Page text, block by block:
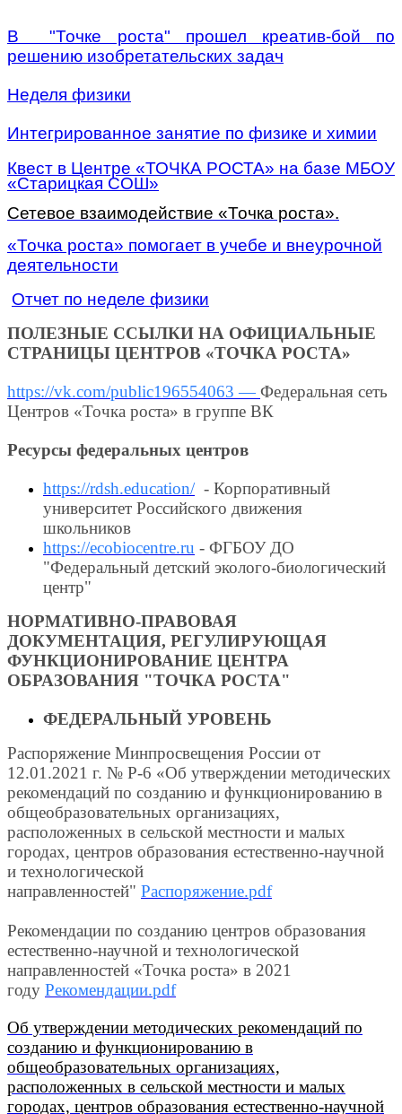
В "Точке роста" прошел креатив-бой по
решению изобретательских задач
Неделя физики
Интегрированное занятие по физике и химии
Квест в Центре «ТОЧКА РОСТА» на базе МБОУ
«Старицкая СОШ»
Сетевое взаимодействие «Точка роста».
«Точка роста» помогает в учебе и внеурочной
деятельности
Отчет по неделе физики
ПОЛЕЗНЫЕ ССЫЛКИ НА ОФИЦИАЛЬНЫЕ
СТРАНИЦЫ ЦЕНТРОВ «ТОЧКА РОСТА»
https://vk.com/public196554063 —Федеральная сеть
Центров «Точка роста» в группе ВК
Ресурсы федеральных центров
https://rdsh.education/- Корпоративный
университет Российского движения
школьников
https://ecobiocentre.ru - ФГБОУ ДО
"Федеральный детский эколого-биологический
центр"
НОРМАТИВНО-ПРАВОВАЯ
ДОКУМЕНТАЦИЯ, РЕГУЛИРУЮЩАЯ
ФУНКЦИОНИРОВАНИЕ ЦЕНТРА
ОБРАЗОВАНИЯ "ТОЧКА РОСТА"
ФЕДЕРАЛЬНЫЙ УРОВЕНЬ
Распоряжение Минпросвещения России от
12.01.2021 г. № Р-6 «Об утверждении методических
рекомендаций по созданию и функционированию в
общеобразовательных организациях,
расположенных в сельской местности и малых
городах, центров образования естественно-научной
и технологической
направленностей" Распоряжение.pdf
Рекомендации по созданию центров образования
естественно-научной и технологической
направленностей «Точка роста» в 2021
году Рекомендации.pdf
Об утверждении методических рекомендаций по
созданию и функционированию в
общеобразовательных организациях,
расположенных в сельской местности и малых
городах, центров образования естественно-научной